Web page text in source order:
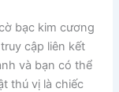
bạc kim cương
cập liên kết
và bạn có thể
thú vị là chiếc